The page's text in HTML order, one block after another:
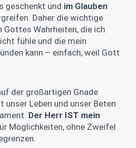
geschenkt und im Glauben
Daher die wichtige
Gottes Wahrheiten, die ich
fühle und die mein
kann – einfach, weil Gott
der großartigen Gnade
Leben und unser Beten
Der Herr IST mein
Möglichkeiten, ohne Zweifel